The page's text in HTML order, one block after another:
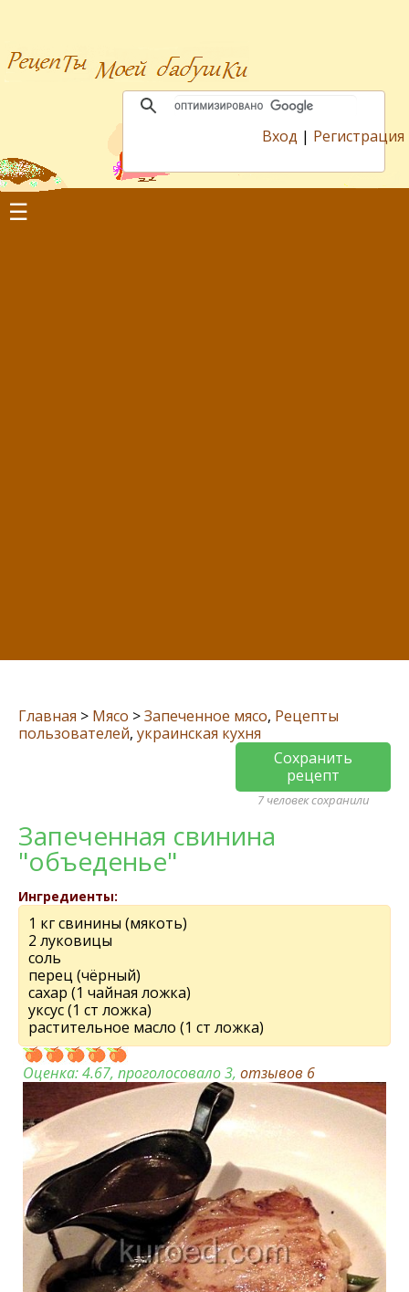
Вход | Регистрация
☰
Главная > Мясо >Запеченное мясо, Рецепты
пользователей, украинская кухня
Сохранить
рецепт
7 человек сохранили
Запеченная свинина
"объеденье"
Ингредиенты:
1 кг свинины (мякоть)
2 луковицы
соль
перец (чёрный)
сахар (1 чайная ложка)
уксус (1 ст ложка)
растительное масло (1 ст ложка)
Оценка:4.67, проголосовало 3, отзывов 6